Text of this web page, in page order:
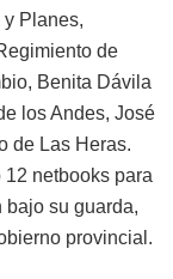
Planes,
de
Benita Dávila
los Andes, José
de Las Heras.
netbooks para
bajo su guarda,
provincial.